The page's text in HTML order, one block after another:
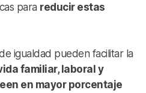
para reducir estas
igualdad pueden facilitar la
familiar, laboral y
en mayor porcentaje